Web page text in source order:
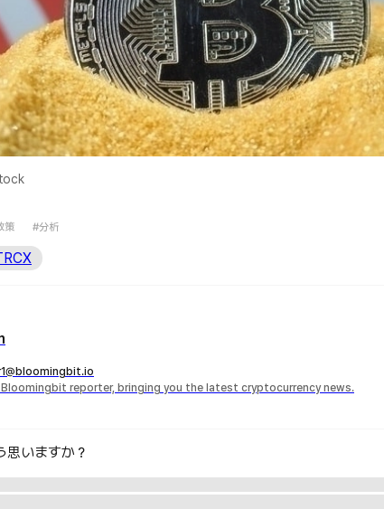
策 #分析
Bloomingbit reporter, bringing you the latest cryptocurrency news.
思いますか？